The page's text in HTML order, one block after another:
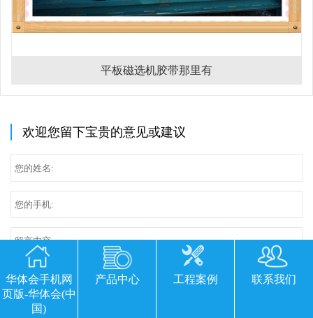
平板磁选机胶带那里有
欢迎您留下宝贵的意见或建议
华体会手机网
页版-华体会(中
国)
产品中心 工程案例 联系我们